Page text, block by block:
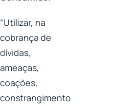
“Utilizar, na
cobrança de
dívidas,
ameaças,
coações,
constrangimento